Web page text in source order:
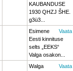
KAUBANDUSE
1930 QHZJ ŠHE.
g3ü3...
Vaata
Esimene
Eesti kinnituse
selts „EEKS“
Valga osakon...
Vaata
Walga